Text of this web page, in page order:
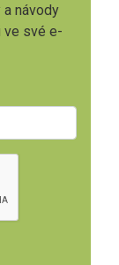
návody
ve své e-